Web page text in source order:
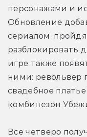
персонажами и
Обновление
сериалом,
разблокировать
игре также
ними: револьвер
свадебное
комбинезон
Все четверо